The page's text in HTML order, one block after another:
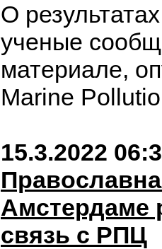
О
ученые
материале,
Marine
15.3.2022
Амстердаме
связь с РПЦ